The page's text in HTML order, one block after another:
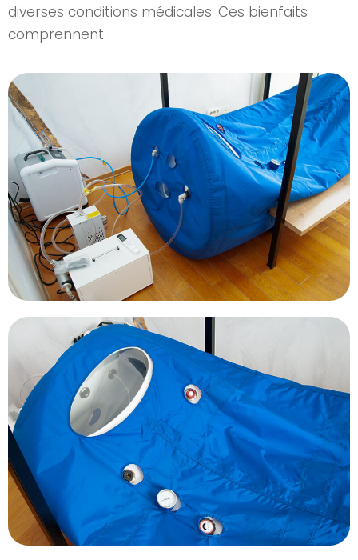
diverses conditions médicales. Ces bienfaits
comprennent :